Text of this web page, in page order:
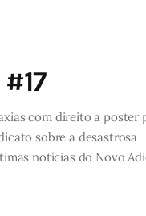
com direito a poster
sobre a desastrosa
notícias do Novo